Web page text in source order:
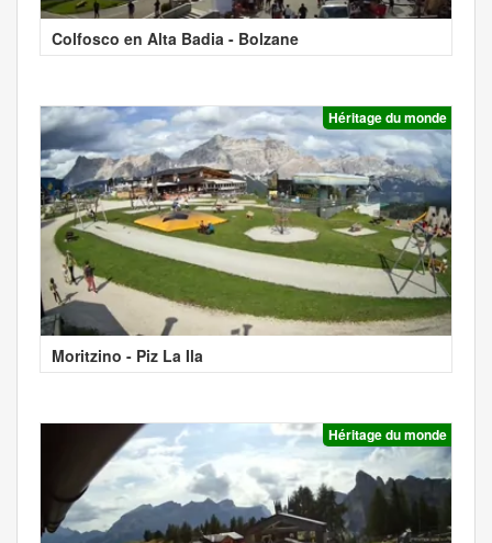
Colfosco en Alta Badia - Bolzane
Héritage du monde
Moritzino - Piz La Ila
Héritage du monde